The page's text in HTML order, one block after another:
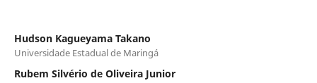
Hudson Kagueyama Takano
Universidade Estadual de Maringá
Rubem Silvério de Oliveira Junior